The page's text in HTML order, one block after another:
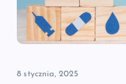
8 stycznia, 2025